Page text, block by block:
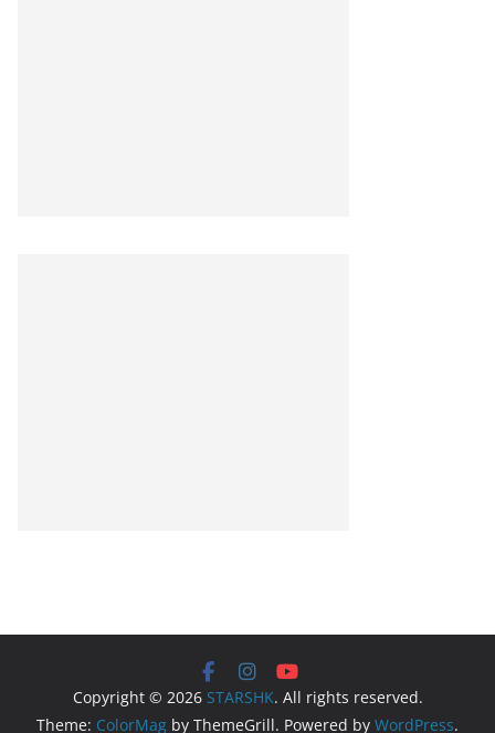
Copyright © 2026 STARSHK. All rights reserved.
Theme: ColorMag by ThemeGrill. Powered by WordPress.